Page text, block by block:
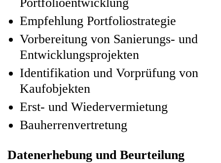
Empfehlung Portfoliostrategie
Vorbereitung von Sanierungs- und
Entwicklungsprojekten
Identifikation und Vorprüfung von
Kaufobjekten
Erst- und Wiedervermietung
Bauherrenvertretung
Datenerhebung und Beurteilung